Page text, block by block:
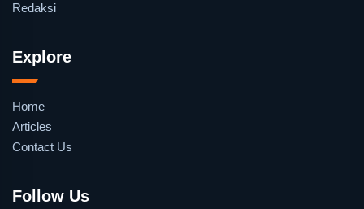
Redaksi
Explore
Home
Articles
Contact Us
Follow Us